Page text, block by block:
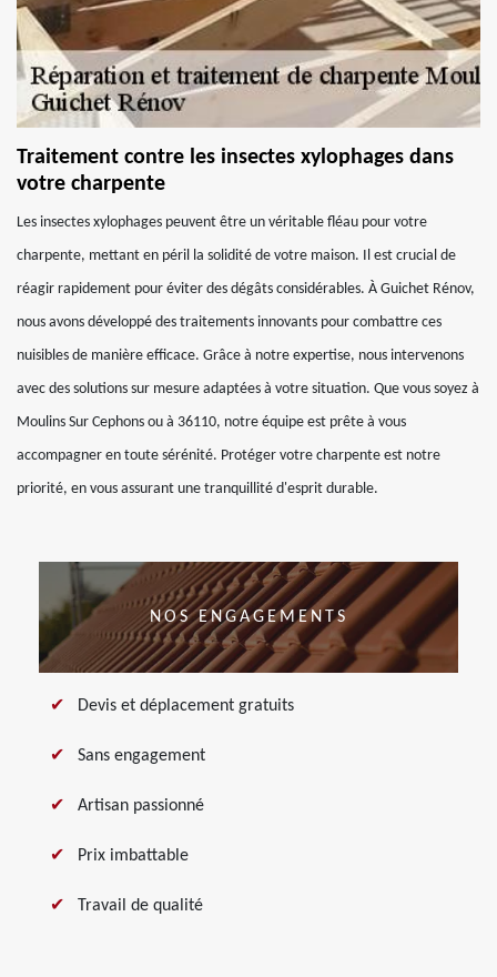
Traitement contre les insectes xylophages dans
votre charpente
Les insectes xylophages peuvent être un véritable fléau pour votre
charpente, mettant en péril la solidité de votre maison. Il est crucial de
réagir rapidement pour éviter des dégâts considérables. À Guichet Rénov,
nous avons développé des traitements innovants pour combattre ces
nuisibles de manière efficace. Grâce à notre expertise, nous intervenons
avec des solutions sur mesure adaptées à votre situation. Que vous soyez à
Moulins Sur Cephons ou à 36110, notre équipe est prête à vous
accompagner en toute sérénité. Protéger votre charpente est notre
priorité, en vous assurant une tranquillité d'esprit durable.
NOS ENGAGEMENTS
Devis et déplacement gratuits
Sans engagement
Artisan passionné
Prix imbattable
Travail de qualité